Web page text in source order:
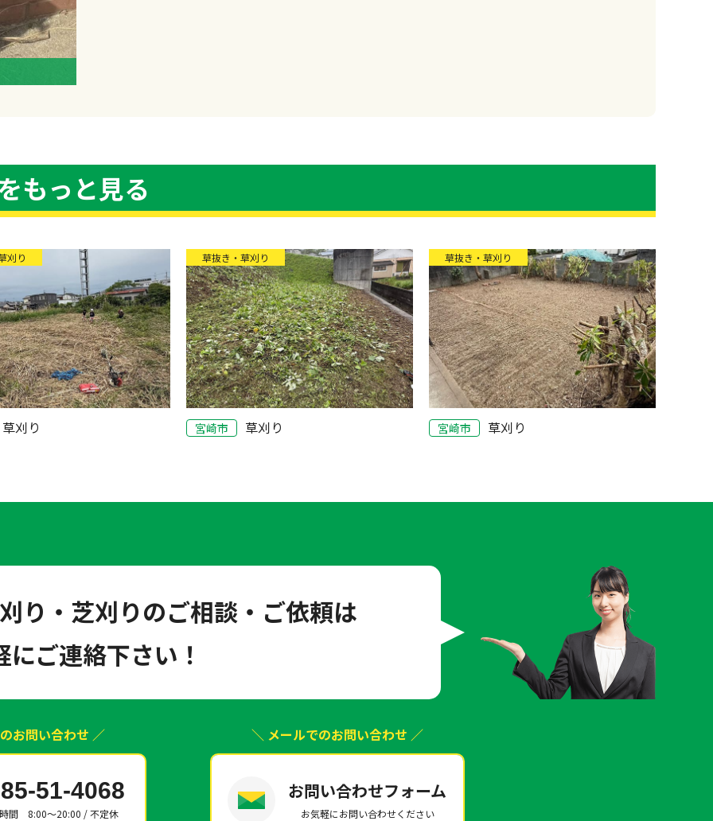
もっと見る
刈り
草刈り
草抜き・草刈り
宮崎市 草刈り
草抜き・草刈り
宮崎市 草刈り
り・芝刈りのご相談・ご依頼は
にご連絡下さい！
お問い合わせ ／
51-4068
間 8:00～20:00 / 不定休
＼ メールでのお問い合わせ ／
お問い合わせフォーム
お気軽にお問い合わせください